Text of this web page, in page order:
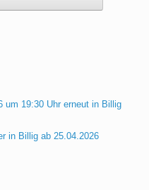
um 19:30 Uhr erneut in Billig
in Billig ab 25.04.2026